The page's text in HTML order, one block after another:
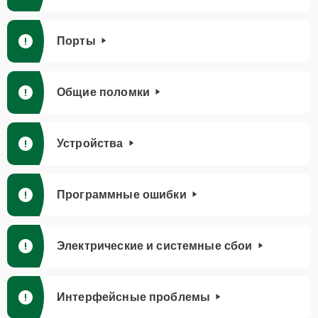
Порты
Общие поломки
Устройства
Программные ошибки
Электрические и системные сбои
Интерфейсные проблемы